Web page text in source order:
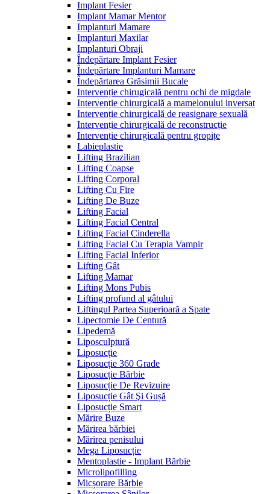
Implant Fesier
Implant Mamar Mentor
Implanturi Mamare
Implanturi Maxilar
Implanturi Obraji
Îndepărtare Implant Fesier
Îndepărtare Implanturi Mamare
Îndepărtarea Grăsimii Bucale
Intervenție chirugicală pentru ochi de migdale
Intervenție chirurgicală a mamelonului inversat
Intervenție chirurgicală de reasignare sexuală
Intervenție chirurgicală de reconstrucție
Intervenție chirurgicală pentru gropițe
Labieplastie
Lifting Brazilian
Lifting Coapse
Lifting Corporal
Lifting Cu Fire
Lifting De Buze
Lifting Facial
Lifting Facial Central
Lifting Facial Cinderella
Lifting Facial Cu Terapia Vampir
Lifting Facial Inferior
Lifting Gât
Lifting Mamar
Lifting Mons Pubis
Lifting profund al gâtului
Liftingul Partea Superioară a Spate
Lipectomie De Centură
Lipedemă
Liposculptură
Liposucție
Liposucție 360 Grade
Liposucție Bărbie
Liposucție De Revizuire
Liposucție Gât Şi Gușă
Liposucție Smart
Mărire Buze
Mărirea bărbiei
Mărirea penisului
Mega Liposucție
Mentoplastie - Implant Bărbie
Microlipofilling
Micșorare Bărbie